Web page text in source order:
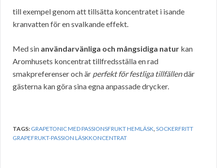
till exempel genom att tillsätta koncentratet i isande
kranvatten för en svalkande effekt.
Med sin användarvänliga och mångsidiga natur kan
Aromhusets koncentrat tillfredsställa en rad
smakpreferenser och är perfekt för festliga tillfällendär
gästerna kan göra sina egna anpassade drycker.
TAGS: GRAPETONIC MED PASSIONSFRUKT HEMLÄSK,SOCKERFRITT
GRAPEFRUKT-PASSION LÄSKKONCENTRAT